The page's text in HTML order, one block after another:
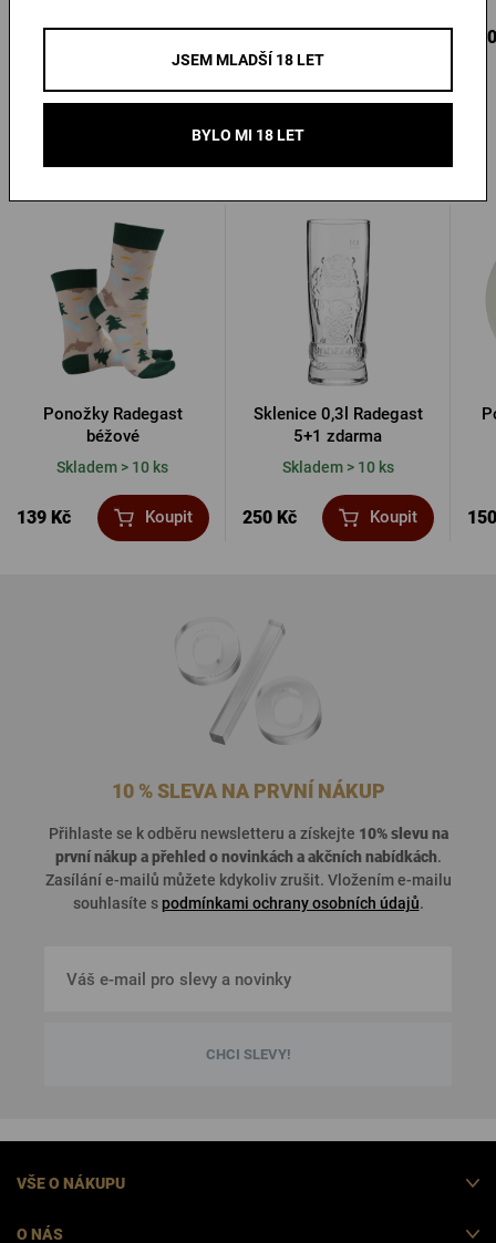
65 Kč Koupit 350 Kč Koupit
Další produkty od Radegastu
Ponožky Radegast
béžové
Skladem > 10 ks
139 Kč Koupit
Sklenice 0,3l Radegast
5+1 zdarma
Skladem > 10 ks
250 Kč Koupit
10 % SLEVA NA PRVNÍ NÁKUP
Přihlaste se k odběru newsletteru a získejte 10% slevu na
první nákup a přehled o novinkách a akčních nabídkách.
Zasílání e-mailů můžete kdykoliv zrušit. Vložením e-mailu
souhlasíte s podmínkami ochrany osobních údajů.
CHCI SLEVY!
VŠE O NÁKUPU
O NÁS
JSEM MLADŠÍ 18 LET
BYLO MI 18 LET